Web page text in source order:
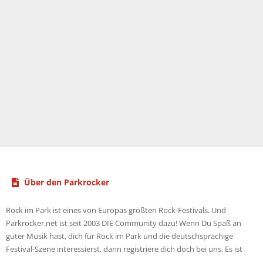
Über den Parkrocker
Rock im Park ist eines von Europas größten Rock-Festivals. Und
Parkrocker.net ist seit 2003 DIE Community dazu! Wenn Du Spaß an
guter Musik hast, dich für Rock im Park und die deutschsprachige
Festival-Szene interessierst, dann registriere dich doch bei uns. Es ist